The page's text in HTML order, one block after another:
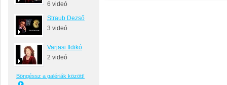
6 videó
Straub Dezső
3 videó
Varjasi Ildikó
2 videó
Böngéssz a galériák között!